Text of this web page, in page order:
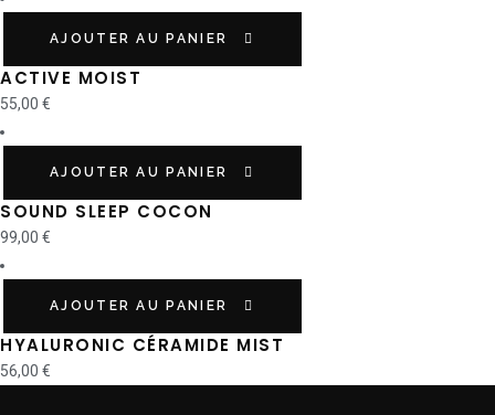
AJOUTER AU PANIER
ACTIVE MOIST
55,00 €
AJOUTER AU PANIER
SOUND SLEEP COCON
99,00 €
AJOUTER AU PANIER
HYALURONIC CÉRAMIDE MIST
56,00 €